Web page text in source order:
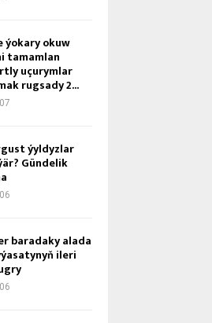
ýokary okuw
tamamlan
uçurymlar
rugsady 2...
ýyldyzlar
Gündelik
ba­ra­da­ky ala­da
ile­ri